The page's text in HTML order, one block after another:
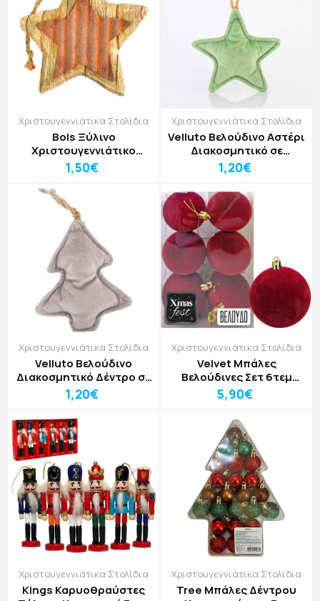
Χριστουγεννιάτικα Στολίδια
Bois Ξύλινο
Χριστουγεννιάτικο
Στολίδι Κρεμαστό με
Μεταλλική Διακόσμηση
1,50€
Χριστουγεννιάτικα Στολίδια
Velluto Βελούδινο Αστέρι
Διακοσμητικό σε
Απόχρωση Μέντας
10x2,5x28cm
1,20€
Χριστουγεννιάτικα Στολίδια
Velluto Βελούδινο
Διακοσμητικό Δέντρο σε
Γκρι Απόχρωση
10x2,5x28cm
1,20€
Χριστουγεννιάτικα Στολίδια
Velvet Μπάλες
Βελούδινες Σετ 6τεμ
Δ8cm
5,90€
Χριστουγεννιάτικα Στολίδια
Kings Καρυοθραύστες
Χριστουγεννιάτικα Στολίδια
Tree Μπάλες Δέντρου